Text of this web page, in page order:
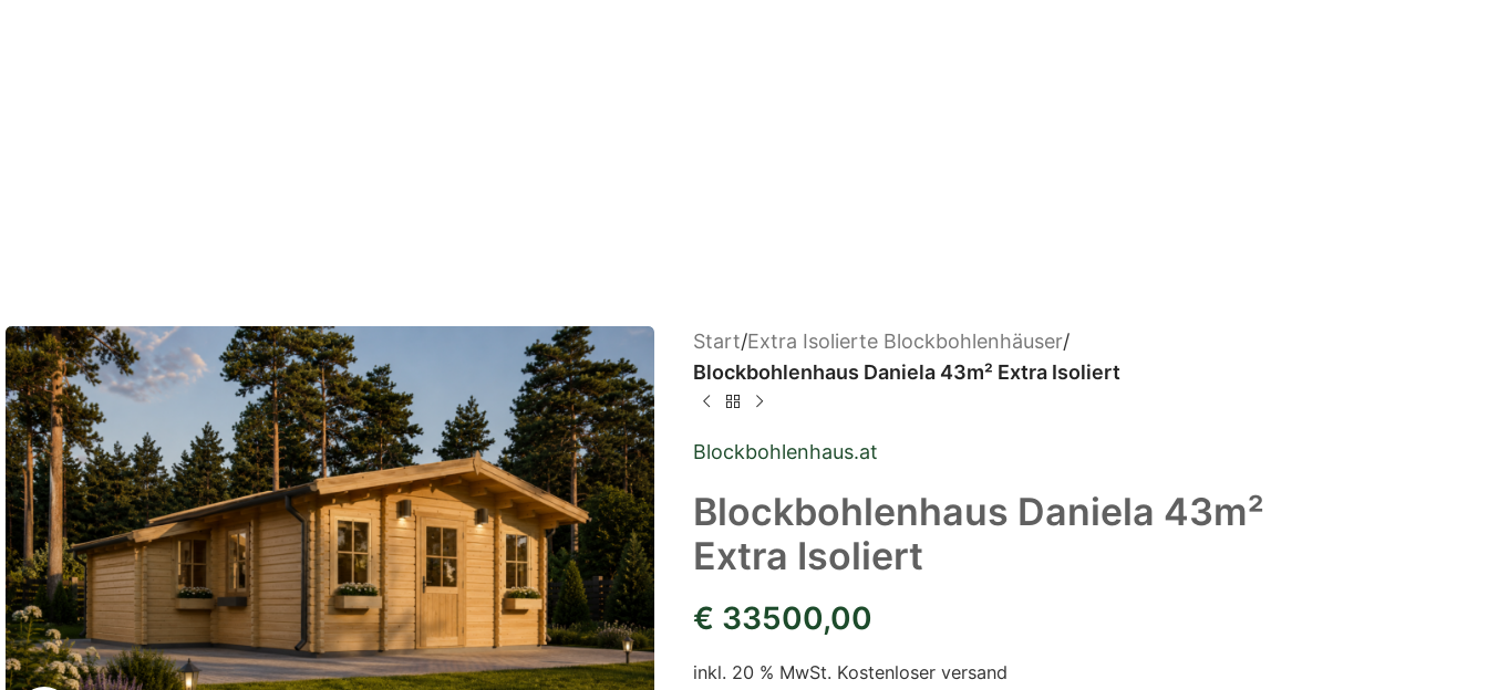
Start/Extra Isolierte Blockbohlenhäuser/
Blockbohlenhaus Daniela 43m² Extra Isoliert
Blockbohlenhaus.at
Blockbohlenhaus Daniela 43m²
Extra Isoliert
€ 33500,00
inkl. 20 % MwSt. Kostenloser versand